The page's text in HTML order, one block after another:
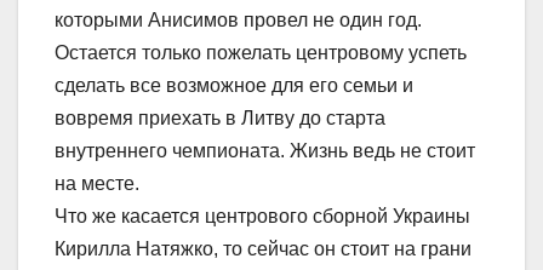
которыми Анисимов провел не один год.
Остается только пожелать центровому успеть
сделать все возможное для его семьи и
вовремя приехать в Литву до старта
внутреннего чемпионата. Жизнь ведь не стоит
на месте.
Что же касается центрового сборной Украины
Кирилла Натяжко, то сейчас он стоит на грани